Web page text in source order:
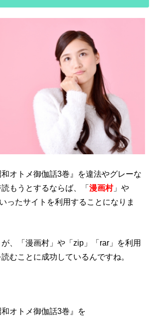
オトメ御伽話3巻』を違法やグレーな
もうとするならば、「漫画村」や
ったサイトを利用することになりま
、「漫画村」や「zip」「rar」を利用
むことに成功しているんですね。
オトメ御伽話3巻』を